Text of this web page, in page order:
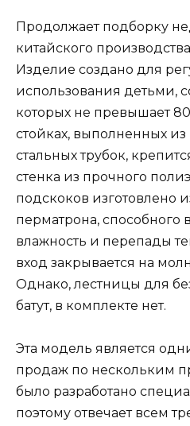
Продолжает подборку
китайского
Изделие создано для
использования детьми,
которых не превышает
стойках, выполненных
стальных трубок,
стенка из прочного
подскоков изготовлено
перматрона,
влажность и перепады
вход закрывается на
Однако, лестницы для
батут, в комплекте нет.
Эта модель является
продаж по нескольким
было разработано
поэтому отвечает всем